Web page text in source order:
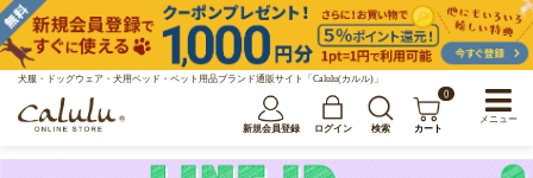
犬服・ドッグウェア・犬用ベッド・ペット用品ブランド通販サイト「Calulu(カルル)」
新規会員登録 ログイン 検索
0
カート
メニュー